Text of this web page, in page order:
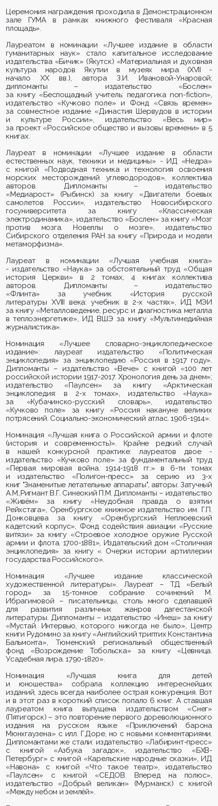
Церемония награждения проходила в Демонстрационном
зале ГУМА в рамках книжного фестиваля «Красная
площадь».
Лауреатом в номинации «Лучшее издание в области
гуманитарных наук» стало капитальное исследование
издательства «Бичик» (Якутск) «Материальная и духовная
культура народов Якутии в музеях мира (XVII -
начало XX вв.), автора З.И. Ивановой-Унаровой;
дипломанты – издательство «Бослен»
за книгу «Беспощадный учитель: педагогика non-fiction»,
издательство «Кучково поле» и Фонд «Связь времен»
за совместное издание «Династия Шервудов в истории
и культуре России», издательство «Весь мир»
за проект «Российское общество и вызовы времени» в 5
книгах.
Лауреат в номинации «Лучшее издание в области
естественных наук, техники и медицины» - ИД «Недра»
с книгой «Подводная техника и технология освоения
морских месторождений углеводородов», коллектива
авторов. Дипломанты – издательство
«Медиарост» (Рыбинск) за книгу «Двигатели боевых
самолетов России», издательство Новосибирского
госуниверситета за книгу «Классическая
электродинамика», издательство «Бослен» за книгу «Мозг
против мозга. Новеллы о мозге», издательство
Сибирского отделения РАН за книгу «Природа и модели
метаморфизма».
Лауреат в номинации «Лучшая учебная книга»
- издательство «Наука» за обстоятельный труд «Общая
история Церкви» в 2 томах, 4 книгах коллектива
авторов. Дипломанты – издательство
«Флинта» за учебник «История русской
литературы XVIII века: учебник в 2-x частях», ИД МЭИ
за книгу «Металловедение, ресурс и диагностика металла
в теплоэнергетике», ИД ВШЭ за книгу «Мультимедийная
журналистика».
Номинация «Лучшее словарно-энциклопедическое
издание»: лауреат издательство «Политическая
энциклопедия» за энциклопедию «Россия в 1917 году».
Дипломанты – издательство «Вече» с книгой «100 лет
российской истории 1917-2017. Хронология день за днем»;
издательство «Паулсен» за книгу «Арктическая
энциклопедия: в 2-х томах», издательство «Наука»
за «Кубачинско-русский словарь», издательство
«Кучково поле» за книгу «Россия накануне великих
потрясений. Социально-экономический атлас. 1906-1914».
Номинация «Лучшая книга о Российской армии и флоте
(история и современность)». Крайне редкий случай
в нашей конкурсной практике: лауреатов двое -
издательство «Кучково поле» за фундаментальный труд
«Первая мировая война. 1914-1918 гг.» в 6-ти томах
и издательство «Полигон-пресс» за серию из 3-х
книг "Знаменитые летательные аппараты", авторы: Затучный
А.М.,Ригмант В.Г. Синеокий П.М. Дипломанты – издательство
«Живём» за книгу «Неудобная правда о взятии
Рейхстага», Оренбургское книжное издательство им. Г.П.
Донковцева за книгу «Оренбургский Неплюевский
кадетский корпус», Фонд содействия авиации «Русские
витязи» за книгу «Строевое холодное оружие Русской
армии и флота. 1700-1881», Издательский дом «Столичная
энциклопедия» за книгу « Очерки истории артиллерии
государства Российского».
Номинация «Лучшее издание классической
художественной литературы». Лауреат – ТД «Белый
город» за 15-томное собрание сочинений М.
Ибрагимовой – писательницы, столь много сделавшей
для развития различных жанров дагестанской
литературы. Дипломанты – издательство «Инеш» за книгу
«Мустай. Интервью, которого никогда не было», Центр
книги Рудомино за книгу «Английский триптих Константина
Бальмонта», Тюменский региональный общественный
фонд «Возрождение Тобольска» за книгу «Цевница.
Усадебная лира. 1790-1820».
Номинация «Лучшая книга для детей
и юношества» собрала коллекцию интереснейших
изданий, здесь всегда наиболее острая конкуренция. Вот
и в этот раз в короткий список попало 6 книг. А ставшая
лауреатом книга выпущена издательством «Снег»
(Пятигорск) – это повторение первого дореволюционного
издания на русском языке «Приключений барона
Мюнхгаузена» с илл. Г.Доре, но с новыми комментариями.
Дипломантами же стали: издательство «Лабиринт-пресс»
с книгой «Азбука загадок», издательство «БХВ-
Петербург» с книгой «Карельские народные сказки», ИД
«Навона» с книгой «Что такое театр», издательство
«Паулсен» с книгой «СЕДОВ. Вперед на полюс»,
издательство «Добрый великан» (Мурманск) с книгой
«Между небом и землёй».